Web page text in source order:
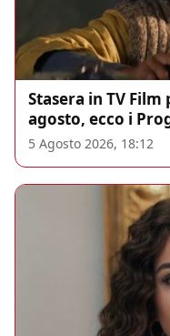
Stasera in TV
agosto, ecco i
5 Agosto 2026, 18:12